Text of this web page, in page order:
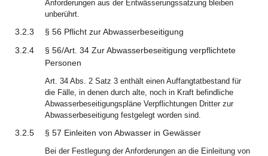
Anforderungen aus der Entwässerungssatzung bleiben
unberührt.
3.2.3
§ 56 Pflicht zur Abwasserbeseitigung
3.2.4
§ 56/Art. 34 Zur Abwasserbeseitigung verpflichtete
Personen
Art. 34 Abs. 2 Satz 3 enthält einen Auffangtatbestand für
die Fälle, in denen durch alte, noch in Kraft befindliche
Abwasserbeseitigungspläne Verpflichtungen Dritter zur
Abwasserbeseitigung festgelegt worden sind.
3.2.5 § 57 Einleiten von Abwasser in Gewässer
Bei der Festlegung der Anforderungen an die Einleitung von